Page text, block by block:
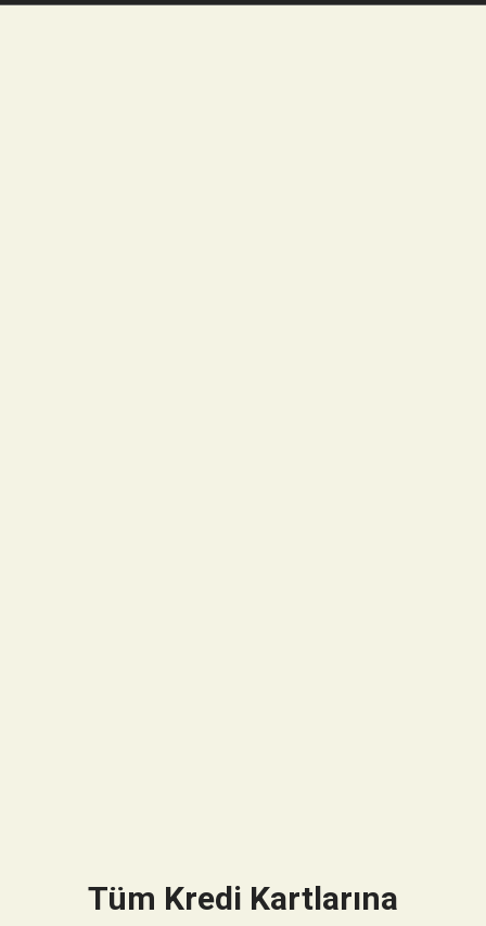
Tüm Kredi Kartlarına